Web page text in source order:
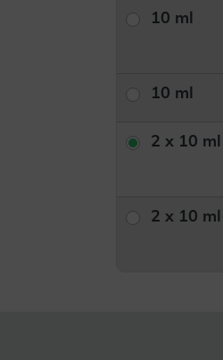
10 ml
10 ml
2 x 10 ml
2 x 10 ml